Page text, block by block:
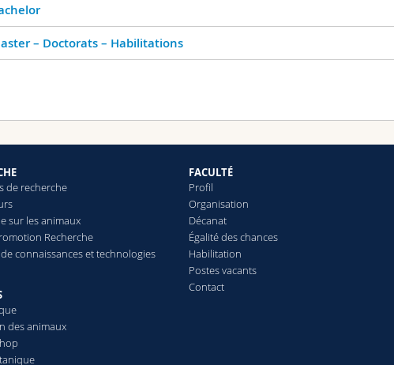
– Doctorats – Habilitations
de recherche
sur les animaux
Recherche
connaissances et technologies
des animaux
FACULTÉ
Profil
Organisation
Décanat
Égalité des chances
Habilitation
Postes vacants
Contact